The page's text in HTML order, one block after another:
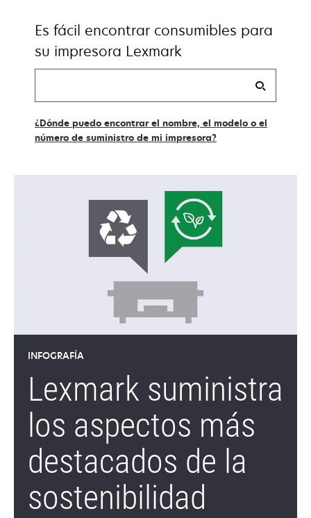
Es fácil encontrar consumibles para
su impresora Lexmark
¿Dónde puedo encontrar el nombre, el modelo o el
número de suministro de mi impresora?
INFOGRAFÍA
Lexmark suministra
los aspectos más
destacados de la
sostenibilidad